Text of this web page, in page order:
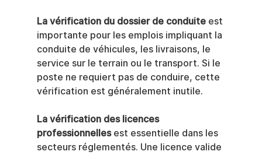
La vérification du dossier de conduite est
importante pour les emplois impliquant la
conduite de véhicules, les livraisons, le
service sur le terrain ou le transport. Si le
poste ne requiert pas de conduire, cette
vérification est généralement inutile.
La vérification des licences
professionnelles est essentielle dans les
secteurs réglementés. Une licence valide